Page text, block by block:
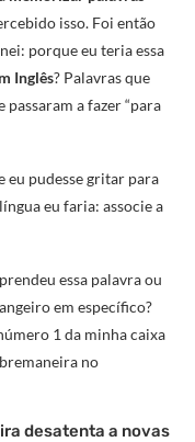
isso. Foi então
porque eu teria essa
Inglês? Palavras que
a fazer “para
eu pudesse gritar para
eu faria: associe a
essa palavra ou
em específico?
1 da minha caixa
no
desatenta a novas